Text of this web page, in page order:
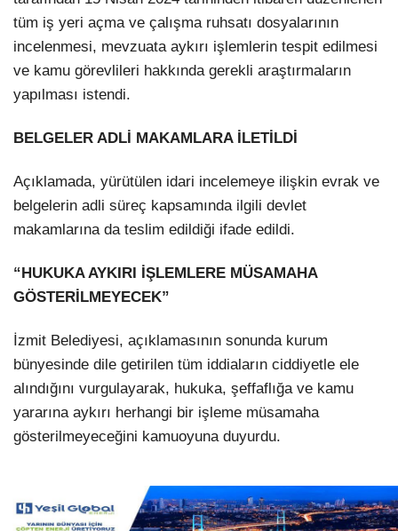
tüm iş yeri açma ve çalışma ruhsatı dosyalarının
incelenmesi, mevzuata aykırı işlemlerin tespit edilmesi
ve kamu görevlileri hakkında gerekli araştırmaların
yapılması istendi.
BELGELER ADLİ MAKAMLARA İLETİLDİ
Açıklamada, yürütülen idari incelemeye ilişkin evrak ve
belgelerin adli süreç kapsamında ilgili devlet
makamlarına da teslim edildiği ifade edildi.
“HUKUKA AYKIRI İŞLEMLERE MÜSAMAHA
GÖSTERİLMEYECEK”
İzmit Belediyesi, açıklamasının sonunda kurum
bünyesinde dile getirilen tüm iddiaların ciddiyetle ele
alındığını vurgulayarak, hukuka, şeffaflığa ve kamu
yararına aykırı herhangi bir işleme müsamaha
gösterilmeyeceğini kamuoyuna duyurdu.